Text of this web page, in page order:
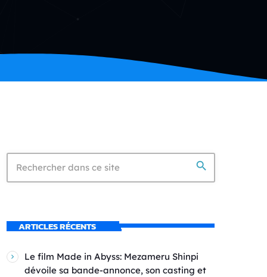
search
ARTICLES RÉCENTS
Le film Made in Abyss: Mezameru Shinpi
dévoile sa bande-annonce, son casting et